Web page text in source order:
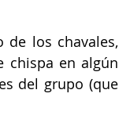
los chavales,
chispa en algún
del grupo (que